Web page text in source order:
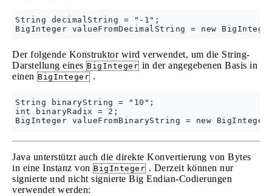
String decimalString = "-1";
Der folgende Konstruktor wird verwendet, um die String-
Darstellung eines BigInteger in der angegebenen Basis in
einen BigInteger .
String binaryString = "10";
int binaryRadix = 2;
Java unterstützt auch die direkte Konvertierung von Bytes
in eine Instanz von BigInteger . Derzeit können nur
signierte und nicht signierte Big Endian-Codierungen
verwendet werden: